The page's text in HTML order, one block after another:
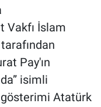
Vakfı İslam
Pay'ın
isimli
Atatürk